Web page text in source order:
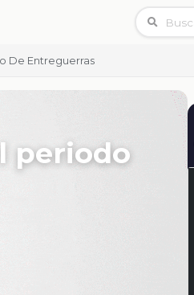
De Entreguerras
periodo